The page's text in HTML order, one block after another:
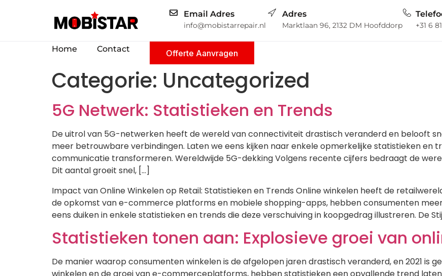
Email Adres
info@mobistarrepair.nl
Adres
Marktlaan 96, 2132 DM Hoofddorp +31 6
Home Contact Offerte Aanvragen
Categorie: Uncategorized
5G Netwerk: Statistieken en Trends
De uitrol van 5G-netwerken heeft de wereld van connectiviteit drastisch veranderd en belooft
meer betrouwbare verbindingen. Laten we eens kijken naar enkele opmerkelijke statistieken en
communicatie transformeren. Wereldwijde 5G-dekking Volgens recente cijfers bedraagt de
Dit aantal groeit snel, […]
Impact van Online Winkelen op Retail: Statistieken en Trends Online winkelen heeft de
de opkomst van e-commerce platforms en mobiele shopping-apps, hebben consumenten
eens duiken in enkele statistieken en trends die deze verschuiving in koopgedrag illustreren. De
Statistieken tonen aan: Explosieve groei van
De manier waarop consumenten winkelen is de afgelopen jaren drastisch veranderd, en 2021 is